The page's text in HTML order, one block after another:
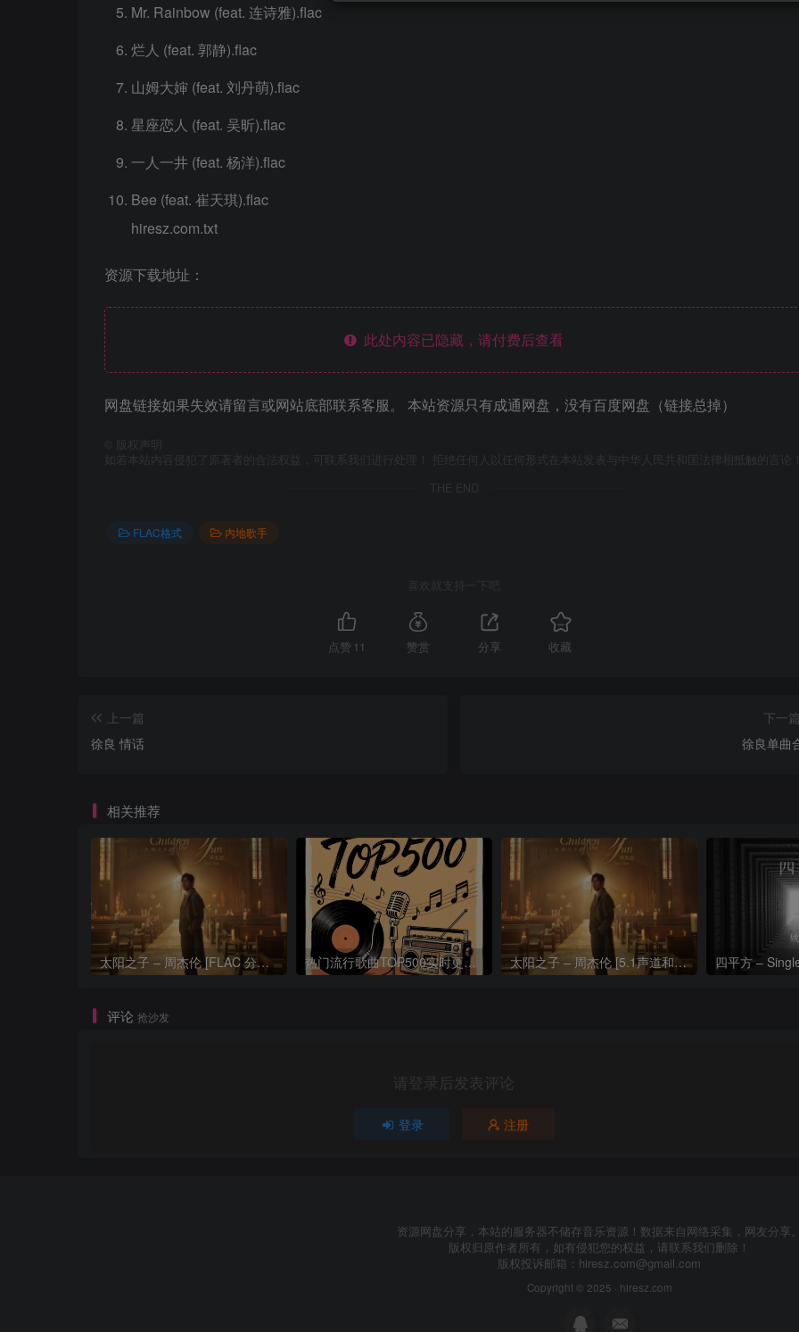
Mr. Rainbow (feat. 连诗雅).flac
烂人 (feat. 郭静).flac
山姆大婶 (feat. 刘丹萌).flac
星座恋人 (feat. 吴昕).flac
一人一井 (feat. 杨洋).flac
Bee (feat. 崔天琪).flac
hiresz.com.txt
资源下载地址：
此处内容已隐藏，请付费后查看
网盘链接如果失效请留言或网站底部联系客服。 本站资源只有成通网盘，没有百度网盘（链接总掉）
版权声明
如若本站内容侵犯了原著者的合法权益，可联系我们进行处理！ 拒绝任何人以任何形式在本站发表与中华人民共和国法律相抵触的言论
THE END
FLAC格式 内地歌手
喜欢就支持一下吧
点赞 11 赞赏 分享 收藏
上一篇
徐良 情话
下一
徐良单曲
相关推荐
太阳之子 – 周杰伦 [FLAC 分轨 192Khz 24bit] 热门流行歌曲TOP500实时更新192khz/24bit【母带音质】 太阳之子 – 周杰伦 [5.1声道和192k母带] 四平方 –
评论 抢沙发
请登录后发表评论
登录 注册
资源网盘分享，本站的服务器不储存音乐资源！数据来自网络采集，网友分享
版权归原作者所有，如有侵犯您的权益，请联系我们删除！
版权投诉邮箱： hiresz.com@gmail.com
Copyright © 2025 · hiresz.com